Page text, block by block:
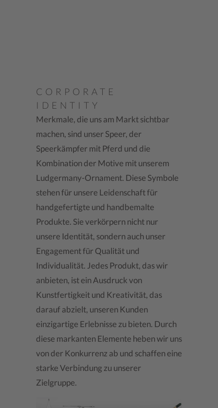
CORPORATE
IDENTITY
Merkmale, die uns am Markt sichtbar
machen, sind unser Speer, der
Speerkämpfer mit Pferd und die
Kombination der Motive mit unserem
Ludgermany-Ornament. Diese Symbole
stehen für unsere Leidenschaft für
handgefertigte und handbemalte
Produkte. Sie verkörpern nicht nur
unsere Identität, sondern auch unser
Engagement für Qualität und
Individualität. Jedes Produkt, das wir
anbieten, ist ein Ausdruck von
Kunstfertigkeit und Kreativität, das
darauf abzielt, unseren Kunden
einzigartige Erlebnisse zu bieten. Durch
diese markanten Elemente heben wir uns
von der Konkurrenz ab und schaffen eine
starke Verbindung zu unserer
Zielgruppe.